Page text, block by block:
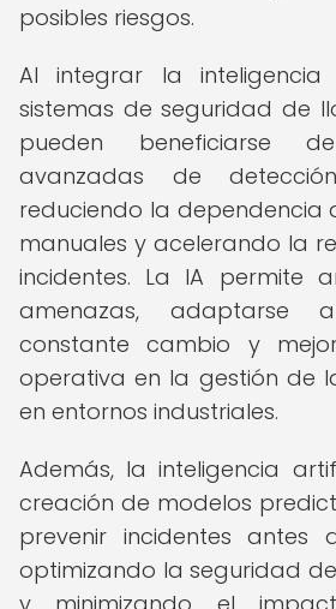
posibles riesgos.
Al integrar la
sistemas de seguridad de
pueden beneficiarse
avanzadas de
reduciendo la dependencia
manuales y acelerando la
incidentes. La IA permite
amenazas, adaptarse
constante cambio y
operativa en la gestión de
en entornos industriales.
Además, la inteligencia
creación de modelos
prevenir incidentes antes
optimizando la seguridad de